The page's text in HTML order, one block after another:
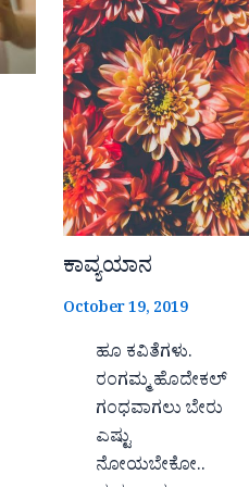
ಕಾವ್ಯಯಾನ
October 19, 2019
ಹೂ ಕವಿತೆಗಳು.
ರಂಗಮ್ಮ ಹೊದೇಕಲ್
ಗಂಧವಾಗಲು ಬೇರು
ಎಷ್ಟು
ನೋಯಬೇಕೋ..